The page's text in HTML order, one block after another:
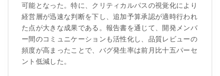
可能となった。特に、クリティカルパスの視覚化により
経営層が迅速な判断を下し、追加予算承認が適時行われ
た点が大きな成果である。報告書を通じて、開発メンバ
ー間のコミュニケーションも活性化し、品質レビューの
頻度が高まったことで、バグ発生率は前月比十五パーセ
ント低減した。